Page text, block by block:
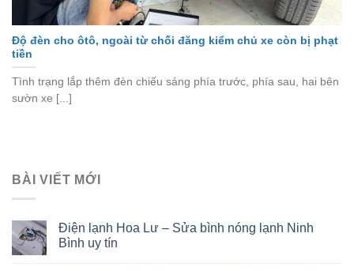
Độ đèn cho ôtô, ngoài từ chối đăng kiểm chủ xe còn bị phạt
tiền
Tình trạng lắp thêm đèn chiếu sáng phía trước, phía sau, hai bên
sườn xe [...]
BÀI VIẾT MỚI
Điện lạnh Hoa Lư – Sửa bình nóng lạnh Ninh
Bình uy tín